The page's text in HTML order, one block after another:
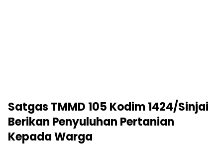
Satgas TMMD 105 Kodim 1424/Sinjai
Berikan Penyuluhan Pertanian
Kepada Warga